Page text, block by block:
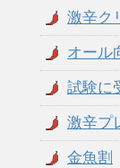
激辛ク
オール
試験に
激辛プ
金魚割